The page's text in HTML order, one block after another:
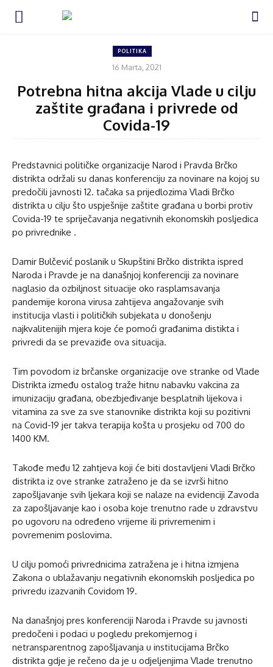
POLITIKA
16 Marta, 2021
Potrebna hitna akcija Vlade u cilju
zaštite građana i privrede od
Covida-19
Predstavnici političke organizacije Narod i Pravda Brčko
distrikta održali su danas konferenciju za novinare na kojoj su
predočili javnosti 12. tačaka sa prijedlozima Vladi Brčko
distrikta u cilju što uspješnije zaštite građana u borbi protiv
Covida-19 te spriječavanja negativnih ekonomskih posljedica
po privrednike .
Damir Bulčević poslanik u Skupštini Brčko distrikta ispred
Naroda i Pravde je na današnjoj konferenciji za novinare
naglasio da ozbiljnost situacije oko rasplamsavanja
pandemije korona virusa zahtijeva angažovanje svih
institucija vlasti i političkih subjekata u donošenju
najkvalitenijih mjera koje će pomoći građanima distikta i
privredi da se prevaziđe ova situacija.
Tim povodom iz brčanske organizacije ove stranke od Vlade
Distrikta između ostalog traže hitnu nabavku vakcina za
imunizaciju građana, obezbjeđivanje besplatnih lijekova i
vitamina za sve za sve stanovnike distrikta koji su pozitivni
na Covid-19 jer takva terapija košta u prosjeku od 700 do
1400 KM.
Takođe među 12 zahtjeva koji će biti dostavljeni Vladi Brčko
distrikta iz ove stranke zatraženo je da se izvrši hitno
zapošljavanje svih ljekara koji se nalaze na evidenciji Zavoda
za zapošljavanje kao i osoba koje trenutno rade u zdravstvu
po ugovoru na određeno vrijeme ili privremenim i
povremenim poslovima.
U cilju pomoći privrednicima zatražena je i hitna izmjena
Zakona o ublažavanju negativnih ekonomskih posljedica po
privredu izazvanih Covidom 19.
Na današnjoj pres konferenciji Naroda i Pravde su javnosti
predočeni i podaci u pogledu prekomjernog i
netransparentnog zapošljavanja u institucijama Brčko
distrikta gdje je rečeno da je u odjeljenjima Vlade trenutno